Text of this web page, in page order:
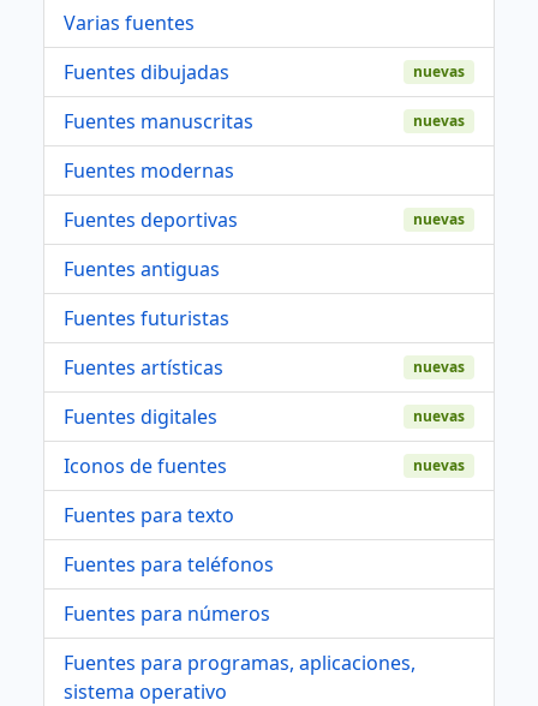
Varias fuentes
Fuentes dibujadas
nuevas
Fuentes manuscritas nuevas
Fuentes modernas
Fuentes deportivas
nuevas
Fuentes antiguas
Fuentes futuristas
Fuentes artísticas
nuevas
Fuentes digitales nuevas
Iconos de fuentes nuevas
Fuentes para texto
Fuentes para teléfonos
Fuentes para números
Fuentes para programas, aplicaciones,
sistema operativo